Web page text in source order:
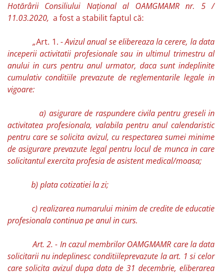
Hotărârii Consiliului Naţional al OAMGMAMR nr. 5 /
11.03.2020, a fost a stabilit faptul că:
„Art. 1. -Avizul anual se elibereaza la cerere, la data
inceperii activitatii profesionale sau in ultimul trimestru al
anului in curs pentru anul urmator, daca sunt indeplinite
cumulativ conditiile prevazute de reglementarile legale in
vigoare:
a) asigurare de raspundere civila pentru greseli in
activitatea profesionala, valabila pentru anul calendaristic
pentru care se solicita avizul, cu respectarea sumei minime
de asigurare prevazute legal pentru locul de munca in care
solicitantul exercita profesia de asistent medical/moasa;
b) plata cotizatiei la zi;
c) realizarea numarului minim de credite de educatie
profesionala continua pe anul in curs.
Art. 2. - In cazul membrilor OAMGMAMR care la data
solicitarii nu indeplinesc conditiileprevazute la art. 1 si celor
care solicita avizul dupa data de 31 decembrie, eliberarea